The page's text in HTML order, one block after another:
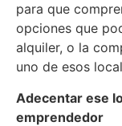
para que
opciones que
alquiler, o la
uno de esos
Adecentar ese
emprendedor